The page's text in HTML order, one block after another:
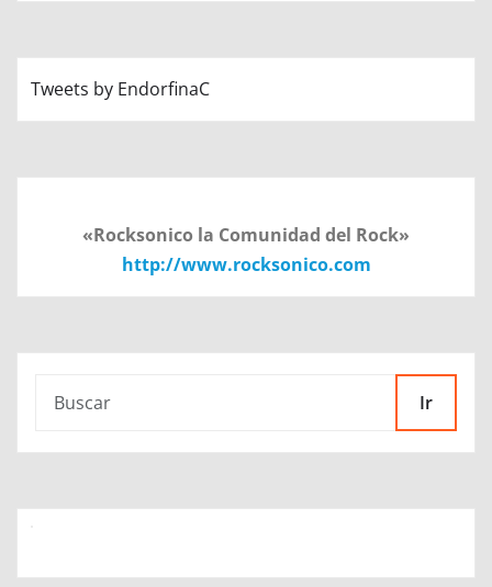
Tweets by EndorfinaC
«Rocksonico la Comunidad del Rock»
http://www.rocksonico.com
Ir